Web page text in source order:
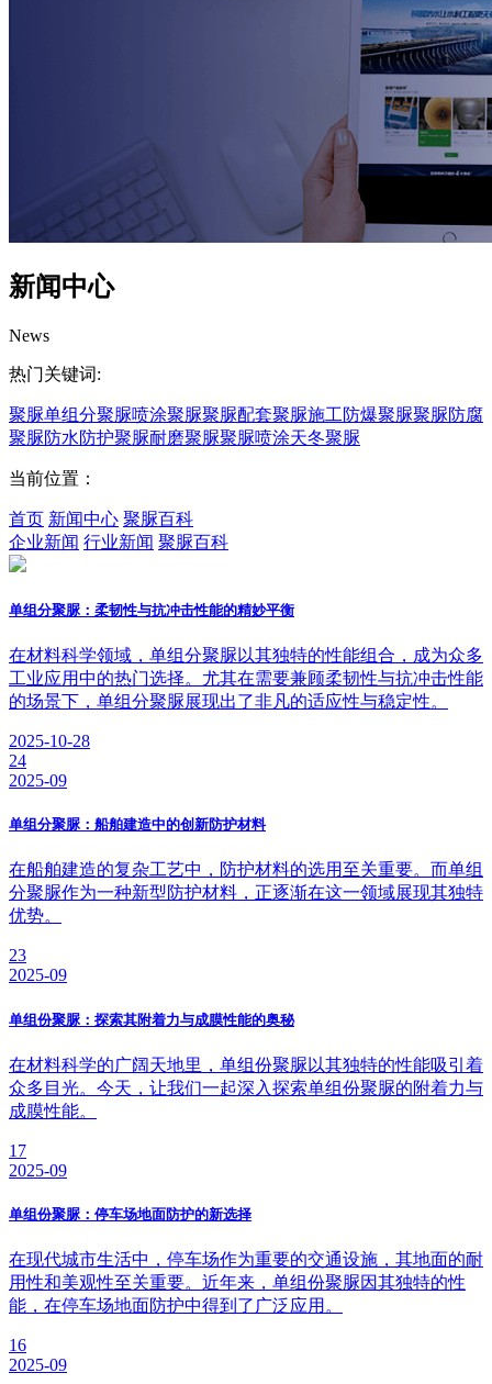
新闻中心
News
热门关键词:
聚脲单组分聚脲喷涂聚脲聚脲配套聚脲施工防爆聚脲聚脲防腐
聚脲防水防护聚脲耐磨聚脲聚脲喷涂天冬聚脲
当前位置：
首页 新闻中心 聚脲百科
企业新闻 行业新闻 聚脲百科
单组分聚脲：柔韧性与抗冲击性能的精妙平衡
在材料科学领域，单组分聚脲以其独特的性能组合，成为众多
工业应用中的热门选择。尤其在需要兼顾柔韧性与抗冲击性能
的场景下，单组分聚脲展现出了非凡的适应性与稳定性。
2025-10-28
24
2025-09
单组分聚脲：船舶建造中的创新防护材料
在船舶建造的复杂工艺中，防护材料的选用至关重要。而单组
分聚脲作为一种新型防护材料，正逐渐在这一领域展现其独特
优势。
23
2025-09
单组份聚脲：探索其附着力与成膜性能的奥秘
在材料科学的广阔天地里，单组份聚脲以其独特的性能吸引着
众多目光。今天，让我们一起深入探索单组份聚脲的附着力与
成膜性能。
17
2025-09
单组份聚脲：停车场地面防护的新选择
在现代城市生活中，停车场作为重要的交通设施，其地面的耐
用性和美观性至关重要。近年来，单组份聚脲因其独特的性
能，在停车场地面防护中得到了广泛应用。
16
2025-09